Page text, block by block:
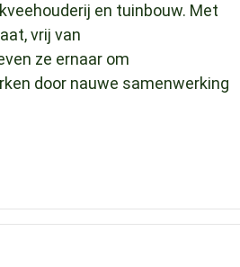
en tuinbouw. Met
vrij van
ze ernaar om
door nauwe samenwerking